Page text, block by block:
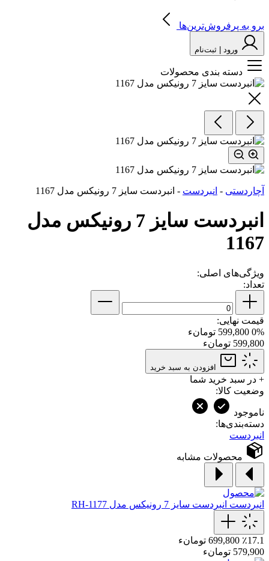
برو به پرفروش‌ترین‌ها
ورود | ثبت‌نام
دسته بندی محصولات
آچاردستی - انبردست - انبردست سایز 7 رونیکس مدل 1167
انبردست سایز 7 رونیکس مدل
1167
ویژگی‌های اصلی:
تعداد:
قیمت نهایی:
0% 599,800 تومانء
599,800 تومانء
افزودن به سبد خرید
+ در سبد خرید شما
وضعیت کالا:
ناموجود
دسته‌بندی‌ها:
انبردست
محصولات مشابه
انبردست انبردست سایز 7 رونیکس مدل RH-1177
٪17.1 699,800 تومانء
579,900 تومانء